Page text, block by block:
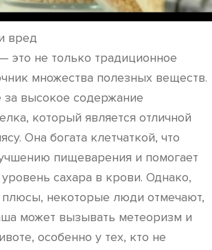
вред
это не только традиционное
множества полезных веществ.
за высокое содержание
который является отличной
Она богата клетчаткой, что
пищеварения и помогает
сахара в крови. Однако,
плюсы, некоторые люди отмечают,
может вызывать метеоризм и
особенно у тех, кто не